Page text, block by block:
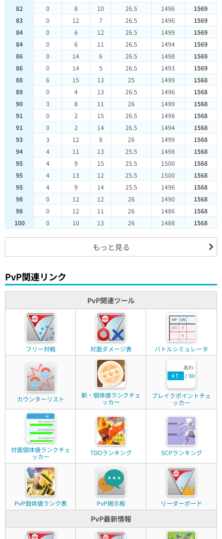
82
0 8 10 26.5 1496
1569
83
0 12 7 26.5 1496
1569
84
0 6 12 26.5 1499
1569
84
0 6 11 26.5 1494
1569
86
0 14 6 26.5 1498
1569
86
0 14 5 26.5 1493
1569
88
6 15 13 25 1499
1568
89
0 4 13 26.5 1496
1568
90
3 8 11 26 1499
1568
91
0 2 15 26.5 1498
1568
91
0 2 14 26.5 1494
1568
93
3 12 8 26 1499
1568
94
4 11 13 25.5 1498
1568
95
4 9 15 25.5 1500
1568
95
4 13 12 25.5 1500
1568
95
4 9 14 25.5 1496
1568
98
0 12 12 26 1490
1568
98
0 12 11 26 1486
1568
100
0 10 13 26 1488 1568
もっと見る
PvP関連リンク
PvP関連ツール
フリー対戦 対面ダメージ表 バトルシミュレータ
カウンターリスト
新・個体値ランクチェ
ッカー
ブレイクポイントチェ
ッカー
対面個体値ランクチェ
ッカー
TDOランキング SCPランキング
PvP個体値ランク表 PvP掲示板 リーダーボード
PvP最新情報